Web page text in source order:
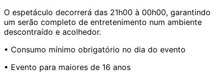
O espetáculo decorrerá das 21h00 à 00h00, garantindo
um serão completo de entretenimento num ambiente
descontraído e acolhedor.
• Consumo mínimo obrigatório no dia do evento
• Evento para maiores de 16 anos